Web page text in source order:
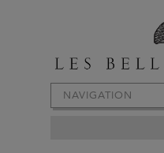
NAVIGATION